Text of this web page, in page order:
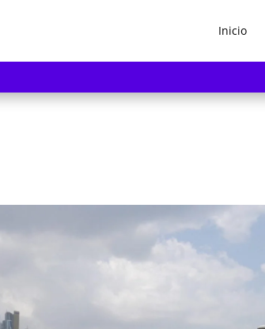
Inicio